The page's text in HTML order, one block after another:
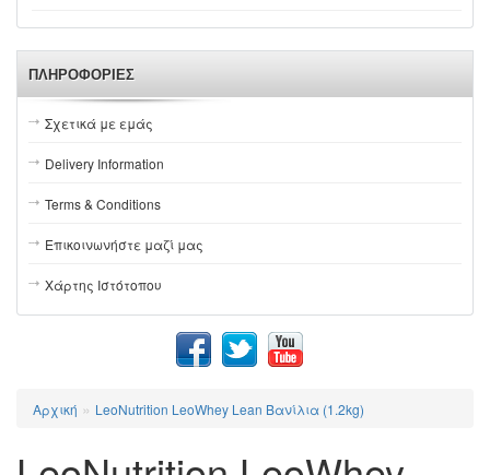
ΠΛΗΡΟΦΟΡΊΕΣ
Σχετικά με εμάς
Delivery Information
Terms & Conditions
Επικοινωνήστε μαζί μας
Χάρτης Ιστότοπου
Αρχική » LeoNutrition LeoWhey Lean Βανίλια (1.2kg)